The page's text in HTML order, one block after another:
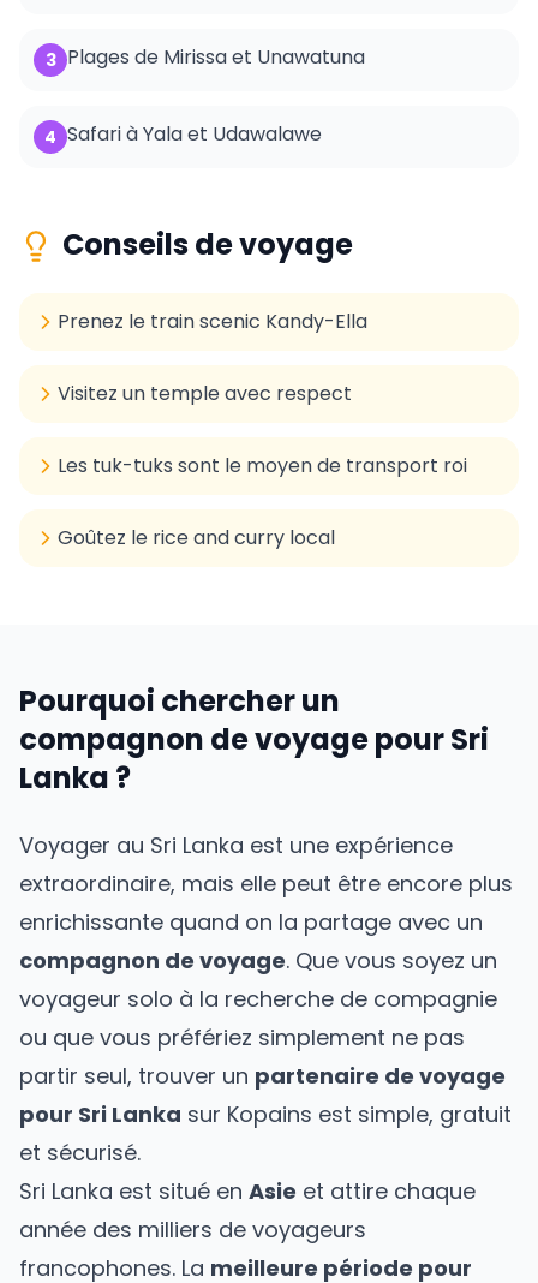
3 Plages de Mirissa et Unawatuna
4 Safari à Yala et Udawalawe
Conseils de voyage
Prenez le train scenic Kandy-Ella
Visitez un temple avec respect
Les tuk-tuks sont le moyen de transport roi
Goûtez le rice and curry local
Pourquoi chercher un
compagnon de voyage pourSri
Lanka ?
Voyager au Sri Lanka est une expérience
extraordinaire, mais elle peut être encore plus
enrichissante quand on la partage avec un
compagnon de voyage. Que vous soyez un
voyageur solo à la recherche de compagnie
ou que vous préfériez simplement ne pas
partir seul, trouver un partenaire de voyage
pour Sri Lanka sur Kopains est simple, gratuit
et sécurisé.
Sri Lanka est situé en Asie et attire chaque
année des milliers de voyageurs
francophones. La meilleure période pour